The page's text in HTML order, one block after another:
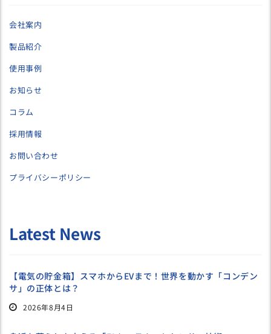
会社案内
製品紹介
使用事例
お知らせ
コラム
採用情報
お問い合わせ
プライバシーポリシー
Latest News
【電気の貯金箱】スマホからEVまで！世界を動かす「コンデン
サ」の正体とは？
2026年8月4日